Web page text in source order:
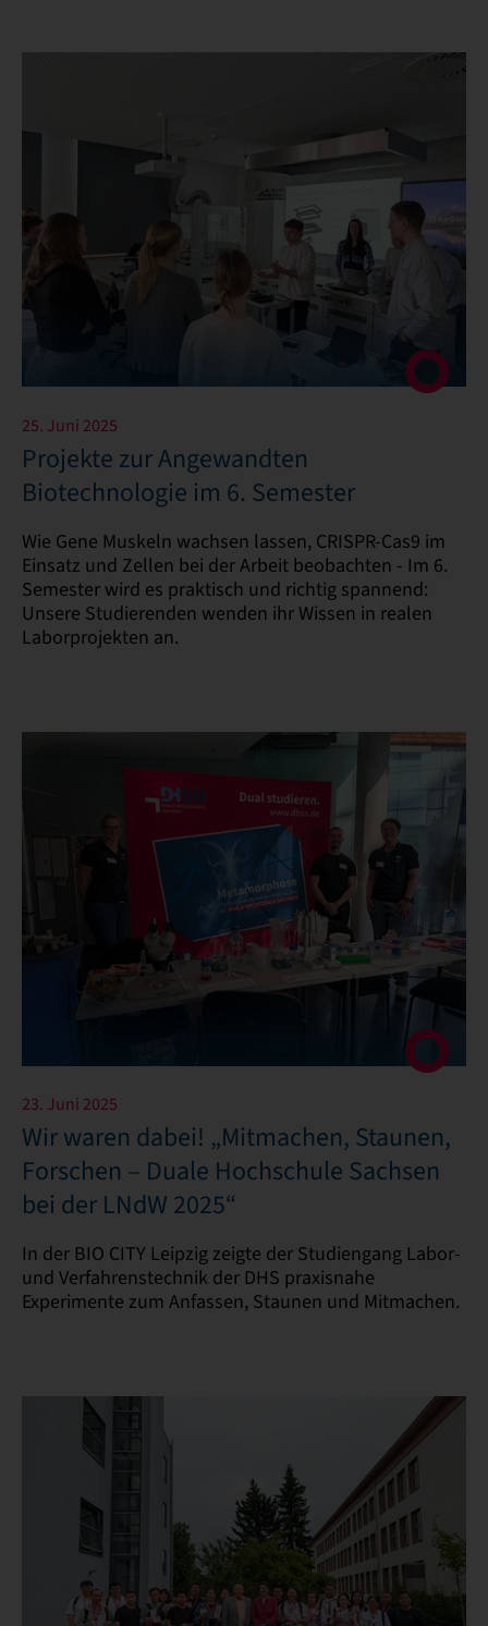
25. Juni 2025
Projekte zur Angewandten
Biotechnologie im 6. Semester
Wie Gene Muskeln wachsen lassen, CRISPR-Cas9 im
Einsatz und Zellen bei der Arbeit beobachten - Im 6.
Semester wird es praktisch und richtig spannend:
Unsere Studierenden wenden ihr Wissen in realen
Laborprojekten an.
23. Juni 2025
Wir waren dabei! „Mitmachen, Staunen,
Forschen – Duale Hochschule Sachsen
bei der LNdW 2025“
In der BIO CITY Leipzig zeigte der Studiengang Labor-
und Verfahrenstechnik der DHS praxisnahe
Experimente zum Anfassen, Staunen und Mitmachen.